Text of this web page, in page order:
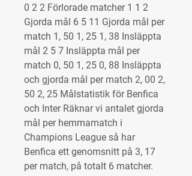
0 2 2 Förlorade matcher 1 1 2
Gjorda mål 6 5 11 Gjorda mål per
match 1, 50 1, 25 1, 38 Insläppta
mål 2 5 7 Insläppta mål per
match 0, 50 1, 25 0, 88 Insläppta
och gjorda mål per match 2, 00 2,
50 2, 25 Målstatistik för Benfica
och Inter Räknar vi antalet gjorda
mål per hemmamatch i
Champions League så har
Benfica ett genomsnitt på 3, 17
per match, på totalt 6 matcher.